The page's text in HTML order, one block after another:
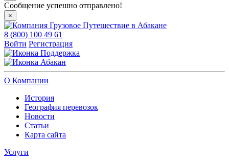
Сообщение успешно отправлено!
×
8 (800) 100 49 61
Войти Регистрация
Поддержка
Абакан
О Компании
История
География перевозок
Новости
Статьи
Карта сайта
Услуги